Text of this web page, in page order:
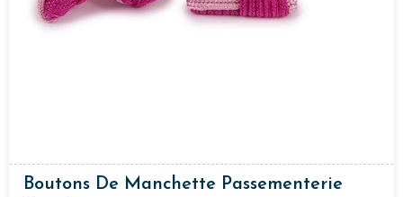
Boutons De Manchette Passementerie